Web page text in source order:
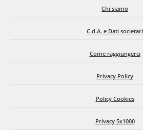
Chi siamo
C.d.A. e Dati societari
Come raggiungerci
Privacy Policy
Policy Cookies
Privacy 5x1000